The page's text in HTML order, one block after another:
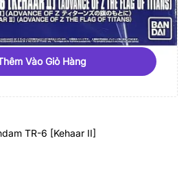
Vào Giỏ Hàng
TR-6 [Kehaar II]